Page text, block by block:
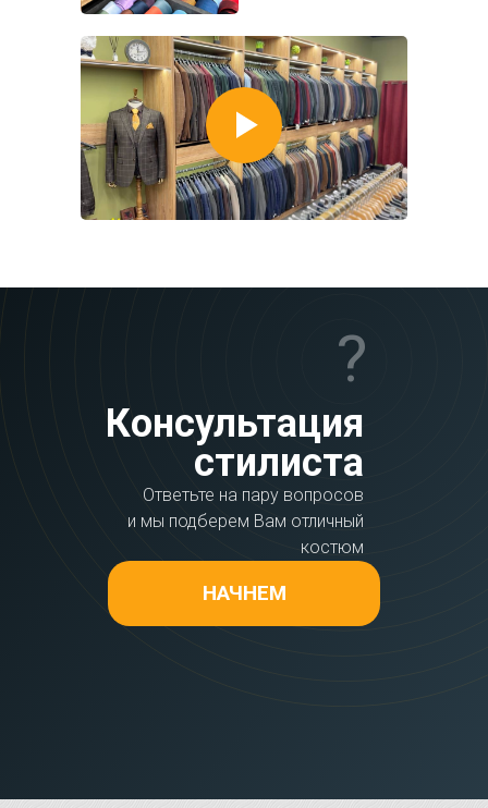
?
Консультация
стилиста
Ответьте на пару вопросов
и мы подберем Вам отличный
костюм
НАЧНЕМ